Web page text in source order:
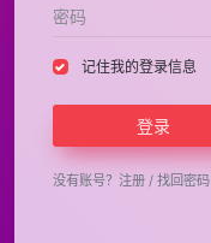
记住我的登录信息
登录
没有账号？ 注册 / 找回密码